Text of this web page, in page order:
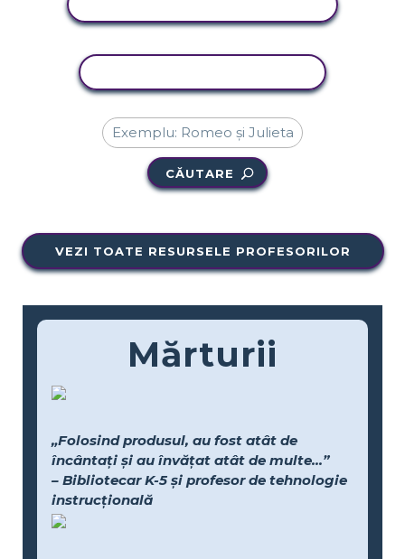
CĂUTARE
VEZI TOATE RESURSELE PROFESORILOR
Mărturii
„Folosind produsul, au fost atât de
încântați și au învățat atât de multe...”
– Bibliotecar K-5 și profesor de tehnologie
instrucțională